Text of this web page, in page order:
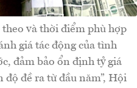
và thời điểm phù hợp
giá tác động của tình
đảm bảo ổn định tỷ giá
đề ra từ đầu năm”, Hội